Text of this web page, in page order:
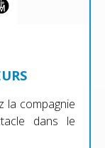
la compagnie
dans le